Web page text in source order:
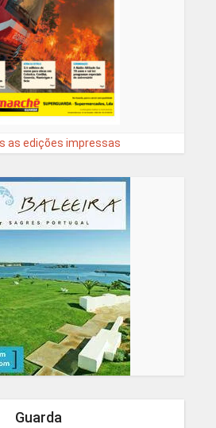
as edições impressas
Guarda